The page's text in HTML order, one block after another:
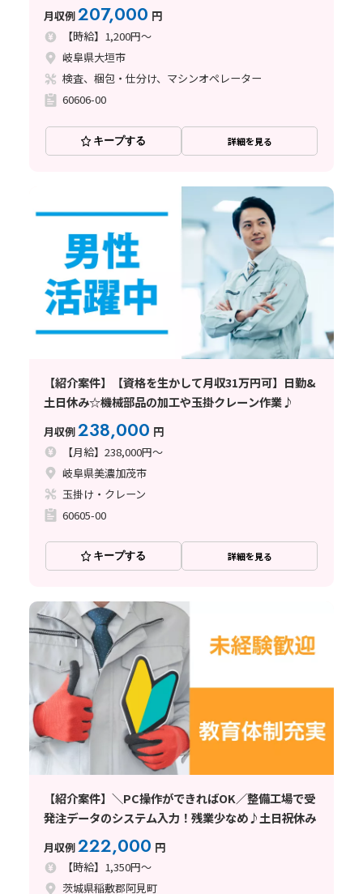
月収例207,000 円
【時給】1,200円～
岐阜県大垣市
検査、梱包・仕分け、マシンオペレーター
60606-00
キープする 詳細を見る
【紹介案件】【資格を生かして月収31万円可】日勤&
土日休み☆機械部品の加工や玉掛クレーン作業♪
月収例238,000 円
【月給】238,000円～
岐阜県美濃加茂市
玉掛け・クレーン
60605-00
キープする 詳細を見る
【紹介案件】＼PC操作ができればOK／整備工場で受
発注データのシステム入力！残業少なめ♪土日祝休み
月収例222,000 円
【時給】1,350円～
茨城県稲敷郡阿見町